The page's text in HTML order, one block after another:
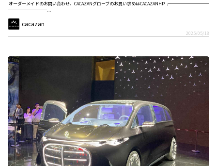
オーダーメイドのお問い合わせ、CACAZANグローブのお買い求めはCACAZANHP ┌─────────
─────────...
cacazan
2025/05/18